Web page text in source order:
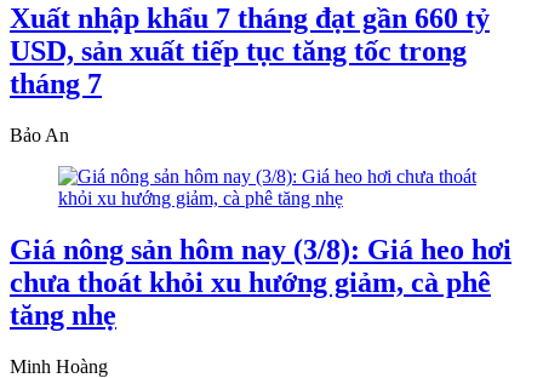
Xuất nhập khẩu 7 tháng đạt gần 660 tỷ
USD, sản xuất tiếp tục tăng tốc trong
tháng 7
Bảo An
Giá nông sản hôm nay (3/8): Giá heo hơi
chưa thoát khỏi xu hướng giảm, cà phê
tăng nhẹ
Minh Hoàng